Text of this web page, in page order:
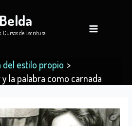
Cursos de Escritura
del estilo propio
la palabra como carnada